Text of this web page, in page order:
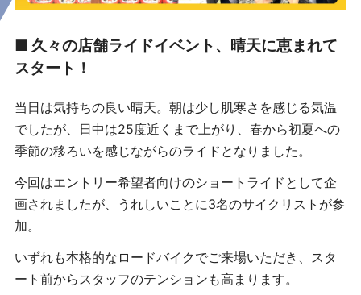
■ 久々の店舗ライドイベント、晴天に恵まれて
スタート！
当日は気持ちの良い晴天。朝は少し肌寒さを感じる気温
でしたが、日中は25度近くまで上がり、春から初夏への
季節の移ろいを感じながらのライドとなりました。
今回はエントリー希望者向けのショートライドとして企
画されましたが、うれしいことに3名のサイクリストが参
加。
いずれも本格的なロードバイクでご来場いただき、スタ
ート前からスタッフのテンションも高まります。